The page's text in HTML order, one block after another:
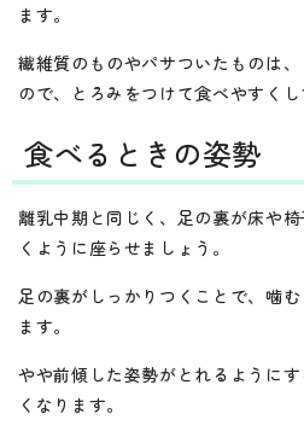
ます。
繊維質のものやパサついたものは
ので、とろみをつけて食べやすくし
食べるときの姿勢
離乳中期と同じく、足の裏が床や
くように座らせましょう。
足の裏がしっかりつくことで、噛
ます。
やや前傾した姿勢がとれるように
くなります。